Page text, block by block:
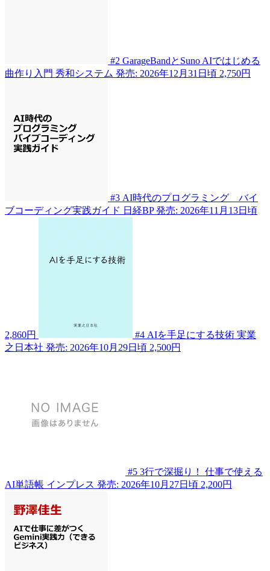
#2 GarageBandとSuno AIではじめる
曲作り入門 秀和システム 発売: 2026年12月31日頃 2,750円
#3 AI時代のプログラミング バイ
ブコーディング実践ガイド 日経BP 発売: 2026年11月13日頃
2,860円 #4 AIを手足にする技術 実業
之日本社 発売: 2026年10月29日頃 2,500円
#5 3行で深掘り！ 仕事で使える
AI単語帳 インプレス 発売: 2026年10月27日頃 2,200円